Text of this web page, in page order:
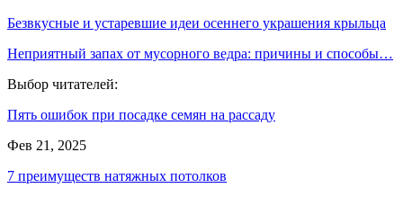
Безвкусные и устаревшие идеи осеннего украшения крыльца
Неприятный запах от мусорного ведра: причины и способы…
Выбор читателей:
Пять ошибок при посадке семян на рассаду
Фев 21, 2025
7 преимуществ натяжных потолков